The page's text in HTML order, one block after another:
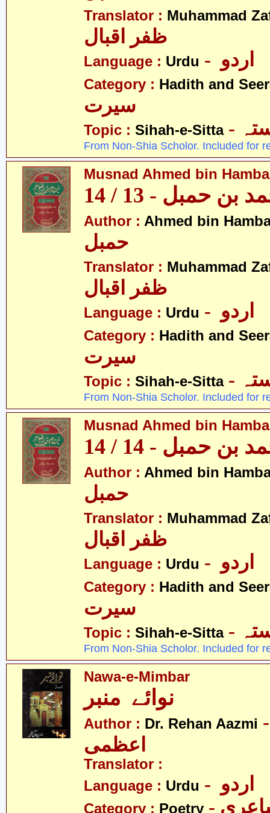
Translator : Muhammad
ظفر اقبال
Language : Urdu
Category : Hadith and
سیرت
Topic : Sihah-e-Sitta
From Non-Shia Scholor. Included for
Musnad Ahmed bin
حمبل - 13 / 14
Author : Ahmed bin
Translator : Muhammad
ظفر اقبال
Language : Urdu
Category : Hadith and
سیرت
Topic : Sihah-e-Sitta
From Non-Shia Scholor. Included for
Musnad Ahmed bin
حمبل - 14 / 14
Author : Ahmed bin
Translator : Muhammad
ظفر اقبال
Language : Urdu
Category : Hadith and
سیرت
Topic : Sihah-e-Sitta
From Non-Shia Scholor. Included for
Nawa-e-Mimbar
Author : Dr. Rehan Aazmi
اعظمی
Translator :
Language : Urdu
Category : Poetry